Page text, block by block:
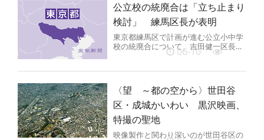
公立校の統廃合は「立ち止まり
検討」 練馬区長が表明
東京都練馬区で計画が進む公立小中学
校の統廃合について、吉田健一区長は
9日、「いったん立ち止まる」と計画
06-10
〈望 ～都の空から〉世田谷
区・成城かいわい 黒沢映画、
特撮の聖地
映像製作と関わり深いのが世田谷区の